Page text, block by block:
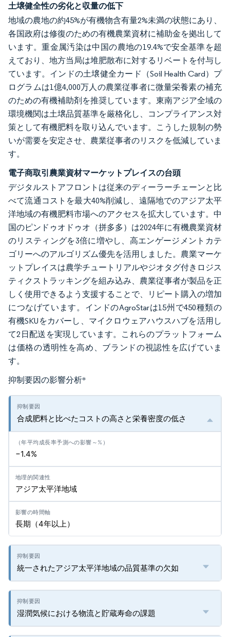
土壌健全性の劣化と収量の低下
地域の農地の約45%が有機物含有量2%未満の状態にあり、
各国政府は修復のための有機農業資材に補助金を拠出して
います。重金属汚染は中国の農地の19.4%で安全基準を超
えており、地方当局は堆肥散布に対するリベートを付与し
ています。インドの土壌健全カード（Soil Health Card）プ
ログラムは1億4,000万人の農業従事者に微量栄養素の補充
のための有機補助剤を推奨しています。東南アジア全域の
環境機関は土壌品質基準を厳格化し、コンプライアンス対
策として有機肥料を取り込んでいます。こうした規制の勢
いが需要を安定させ、農業従事者のリスクを低減していま
す。
電子商取引農業資材マーケットプレイスの台頭
デジタルストアフロントは従来のディーラーチェーンと比
べて流通コストを最大40%削減し、遠隔地でのアジア太平
洋地域の有機肥料市場へのアクセスを拡大しています。中
国のピンドゥオドゥオ（拼多多）は2024年に有機農業資材
のリスティングを3倍に増やし、高エンゲージメントカテ
ゴリーへのアルゴリズム優先を活用しました。農業マーケ
ットプレイスは農学チュートリアルやジオタグ付きロジス
ティクストラッキングを組み込み、農業従事者が製品を正
しく使用できるよう支援することで、リピート購入の増加
につなげています。インドのAgroStarは15州で450種類の
有機SKUをカバーし、マイクロウェアハウスハブを活用し
て2日配送を実現しています。これらのプラットフォーム
は価格の透明性を高め、ブランドの視認性を広げていま
す。
抑制要因の影響分析*
合成肥料と比べたコストの高さと栄養密度の低さ
−1.4%
アジア太平洋地域
長期（4年以上）
統一されたアジア太平洋地域の品質基準の欠如
湿潤気候における物流と貯蔵寿命の課題